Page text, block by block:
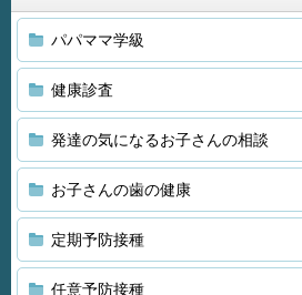
パパママ学級
健康診査
発達の気になるお子さんの相談
お子さんの歯の健康
定期予防接種
任意予防接種